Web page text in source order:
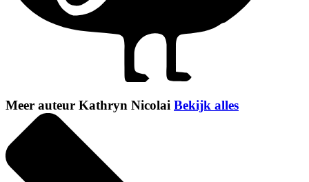
Meer auteur Kathryn Nicolai Bekijk alles